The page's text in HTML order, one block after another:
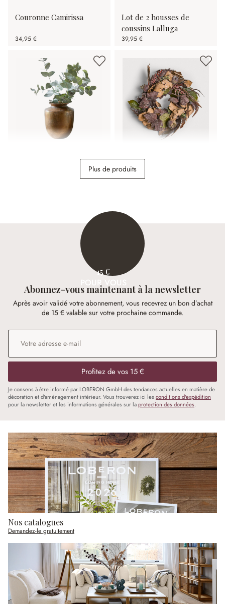
Couronne Camirissa
34,95 €
Lot de 2 housses de
coussins Lalluga
39,95 €
Couronne Yvorie
Plus de produits
15 €
POUR VOUS
Abonnez-vous maintenant à la newsletter
Après avoir validé votre abonnement, vous recevrez un bon d’achat
de 15 € valable sur votre prochaine commande.
Adresse e-mail
Profitez de vos 15 €
Je consens à être informé par LOBERON GmbH des tendances actuelles en matière de
décoration et d'aménagement intérieur. Vous trouverez ici les conditions d'expédition
pour la newsletter et les informations générales sur laprotection des données.
Nos catalogues
Demandez-le gratuitement